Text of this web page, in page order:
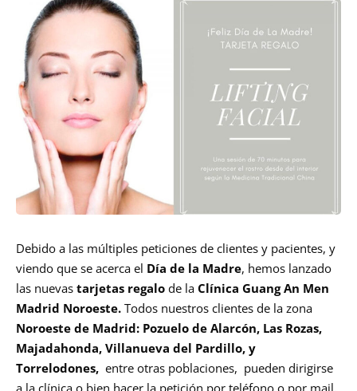
Debido a las múltiples peticiones de clientes y pacientes, y
viendo que se acerca el Día de la Madre, hemos lanzado
las nuevas tarjetas regalo de la Clínica Guang An Men
Madrid Noroeste. Todos nuestros clientes de la zona
Noroeste de Madrid: Pozuelo de Alarcón, Las Rozas,
Majadahonda, Villanueva del Pardillo, y
Torrelodones, entre otras poblaciones, pueden dirigirse
a la clínica o bien hacer la petición por teléfono o por mail.